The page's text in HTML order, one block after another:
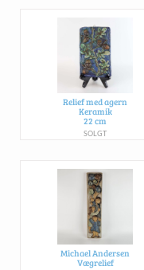
Relief med agern
Keramik
22 cm
SOLGT
Michael Andersen
Vægrelief